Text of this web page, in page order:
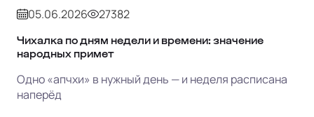
05.06.2026 27382
Чихалка по дням недели и времени: значение
народных примет
Одно «апчхи» в нужный день — и неделя расписана
наперёд